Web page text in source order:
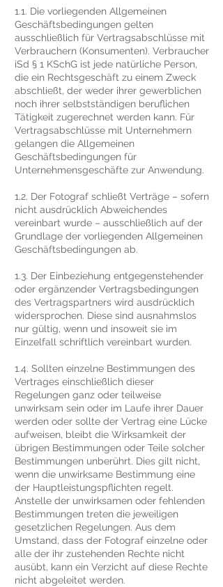
1.1. Die vorliegenden Allgemeinen
Geschäftsbedingungen gelten
ausschließlich für Vertragsabschlüsse mit
Verbrauchern (Konsumenten). Verbraucher
iSd § 1 KSchG ist jede natürliche Person,
die ein Rechtsgeschäft zu einem Zweck
abschließt, der weder ihrer gewerblichen
noch ihrer selbstständigen beruflichen
Tätigkeit zugerechnet werden kann. Für
Vertragsabschlüsse mit Unternehmern
gelangen die Allgemeinen
Geschäftsbedingungen für
Unternehmensgeschäfte zur Anwendung.
1.2. Der Fotograf schließt Verträge – sofern
nicht ausdrücklich Abweichendes
vereinbart wurde – ausschließlich auf der
Grundlage der vorliegenden Allgemeinen
Geschäftsbedingungen ab.
1.3. Der Einbeziehung entgegenstehender
oder ergänzender Vertragsbedingungen
des Vertragspartners wird ausdrücklich
widersprochen. Diese sind ausnahmslos
nur gültig, wenn und insoweit sie im
Einzelfall schriftlich vereinbart wurden.
1.4. Sollten einzelne Bestimmungen des
Vertrages einschließlich dieser
Regelungen ganz oder teilweise
unwirksam sein oder im Laufe ihrer Dauer
werden oder sollte der Vertrag eine Lücke
aufweisen, bleibt die Wirksamkeit der
übrigen Bestimmungen oder Teile solcher
Bestimmungen unberührt. Dies gilt nicht,
wenn die unwirksame Bestimmung eine
der Hauptleistungspflichten regelt.
Anstelle der unwirksamen oder fehlenden
Bestimmungen treten die jeweiligen
gesetzlichen Regelungen. Aus dem
Umstand, dass der Fotograf einzelne oder
alle der ihr zustehenden Rechte nicht
ausübt, kann ein Verzicht auf diese Rechte
nicht abgeleitet werden.